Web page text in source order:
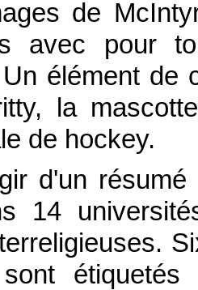
de
avec pour
élément de
la
de hockey.
d'un
14
étiquetés